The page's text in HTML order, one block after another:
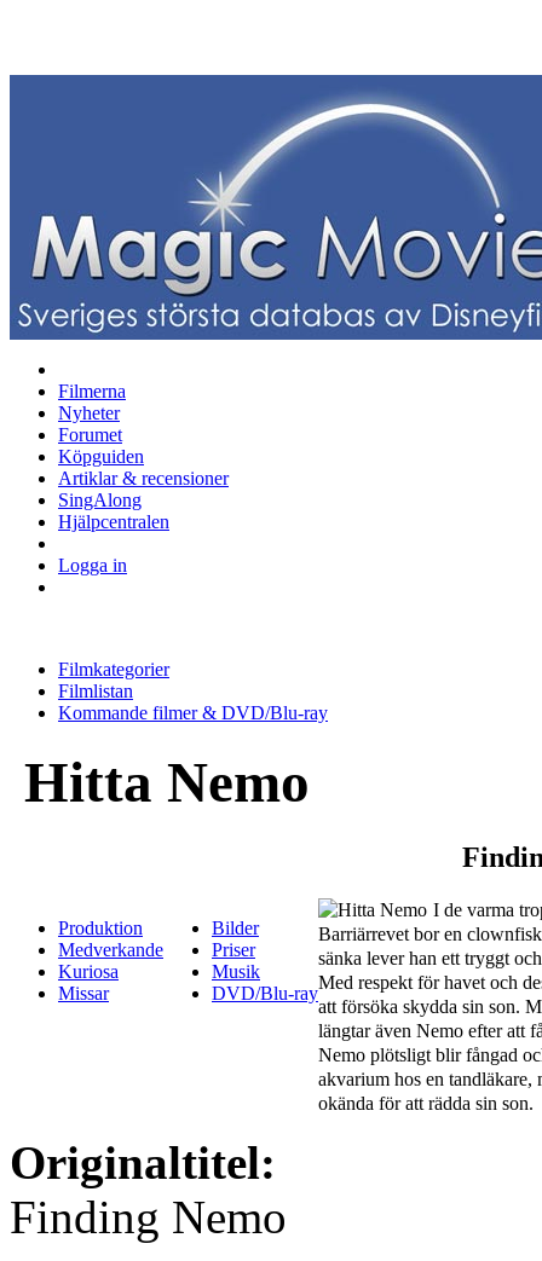
Filmerna
Nyheter
Forumet
Köpguiden
Artiklar & recensioner
SingAlong
Hjälpcentralen
Logga in
Filmkategorier
Filmlistan
Kommande filmer & DVD/Blu-ray
Hitta Nemo
Produktion
Medverkande
Kuriosa
Missar
Bilder
Priser
Musik
DVD/Blu-ray
I de varma
Barriärrevet bor en
sänka lever han ett tryggt
Med respekt för havet och
att försöka skydda sin son.
längtar även Nemo efter att
Nemo plötsligt blir fångad
akvarium hos en tandläkare,
okända för att rädda sin son.
Originaltitel:
Finding Nemo